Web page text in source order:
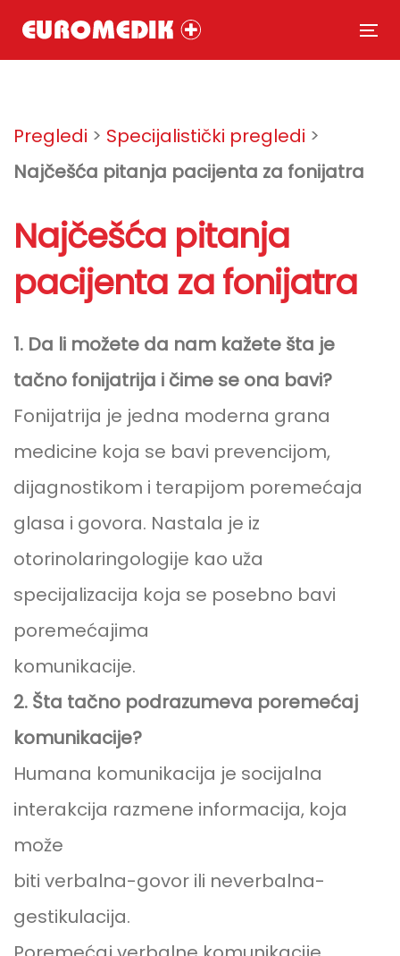
links
primary
content
Pregledi > Specijalistički pregledi >
Najčešća pitanja pacijenta za fonijatra
Najčešća pitanja
pacijenta za fonijatra
1. Da li možete da nam kažete šta je
tačno fonijatrija i čime se ona bavi?
Fonijatrija je jedna moderna grana
medicine koja se bavi prevencijom,
dijagnostikom i terapijom poremećaja
glasa i govora. Nastala je iz
otorinolaringologije kao uža
specijalizacija koja se posebno bavi
poremećajima
komunikacije.
2. Šta tačno podrazumeva poremećaj
komunikacije?
Humana komunikacija je socijalna
interakcija razmene informacija, koja
može
biti verbalna-govor ili neverbalna-
gestikulacija.
navigation